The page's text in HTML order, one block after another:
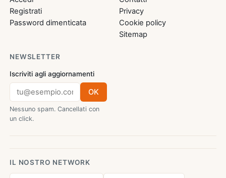
Registrati
Password dimenticata
Privacy
Cookie policy
Sitemap
NEWSLETTER
Iscriviti agli aggiornamenti
OK
Nessuno spam. Cancellati con
un click.
IL NOSTRO NETWORK